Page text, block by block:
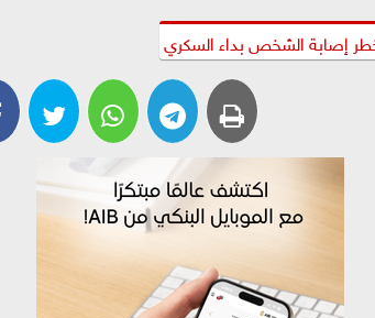
خطر إصابة الشخص بداء السكري